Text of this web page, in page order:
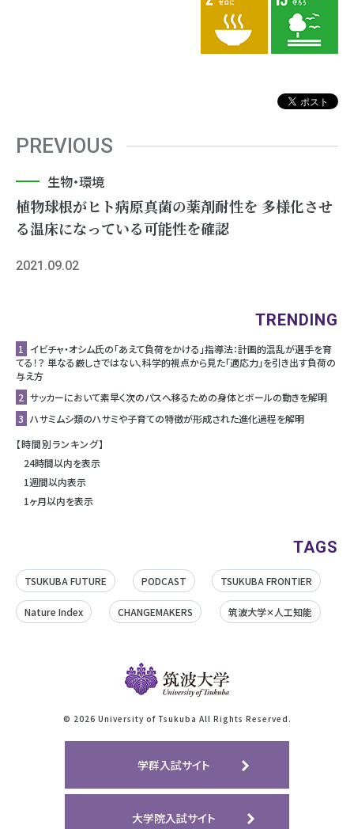
PREVIOUS
生物・環境
植物球根がヒト病原真菌の薬剤耐性を 多様化させ
る温床になっている可能性を確認
2021.09.02
TRENDING
1 イビチャ・オシム氏の「あえて負荷をかける」指導法：計画的混乱が選手を育
てる！？ 単なる厳しさではない、科学的視点から見た「適応力」を引き出す負荷の
与え方
2 サッカーにおいて素早く次のパスへ移るための身体とボールの動きを解明
3 ハサミムシ類のハサミや子育ての特徴が形成された進化過程を解明
【時間別ランキング】
24時間以内を表示
1週間以内表示
1ヶ月以内を表示
TAGS
TSUKUBA FUTURE PODCAST TSUKUBA FRONTIER
Nature Index CHANGEMAKERS 筑波大学✕人工知能
© 2026 University of Tsukuba All Rights Reserved.
学群入試サイト
大学院入試サイト